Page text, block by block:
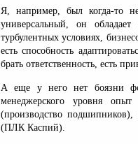
Я, например, был когда-то
универсальный, он
турбулентных условиях,
есть способность
брать ответственность, есть
А еще у него нет боязни
менеджерского уровня
(производство
(ПЛК Каспий).